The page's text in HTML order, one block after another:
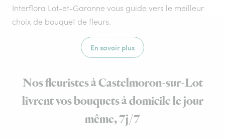
Interflora Lot-et-Garonne vous guide vers le meilleur
choix de bouquet de fleurs.
En savoir plus
Nos fleuristes à Castelmoron-sur-Lot
livrent vos bouquets à domicile le jour
même, 7j/7